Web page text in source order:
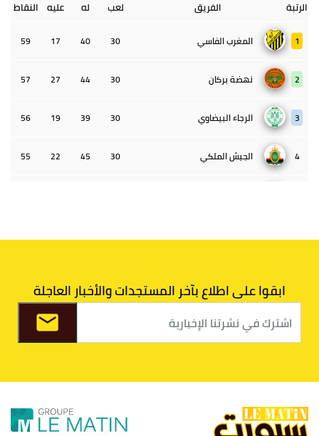
الرتبة الفريق لعب له عليه النقاط
1 المغرب الفاسي 30
40
17
59
2 نهضة بركان 30
44
27
57
3 الرجاء البيضاوي 30
39
19
56
4 الجيش الملكي 30
45
22
55
36
9 الكوكب المراكشي 30
27
26
36
10 النادي المكناسي 30
24
33
36
11 نادي النهضة زمامرة 30
28
37
33
ابقوا على اطلاع بآخر المستجدات والأخبار العاجلة